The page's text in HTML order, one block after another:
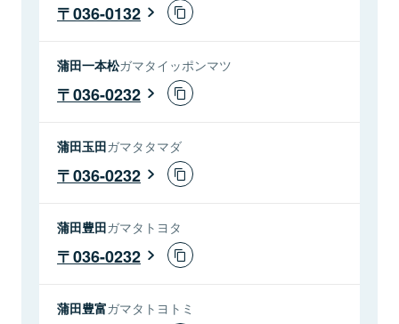
036-0132
蒲田一本松ガマタイッポンマツ
036-0232
蒲田玉田ガマタタマダ
036-0232
蒲田豊田ガマタトヨタ
036-0232
蒲田豊富ガマタトヨトミ